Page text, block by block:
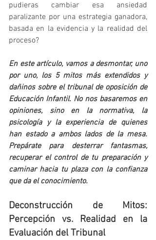
pudieras cambiar esa ansiedad
paralizante por una estrategia ganadora,
basada en la evidencia y la realidad del
proceso?
En este artículo, vamos a desmontar, uno
por uno, los 5 mitos más extendidos y
dañinos sobre el tribunal de oposición de
Educación Infantil. No nos basaremos en
opiniones, sino en la normativa, la
psicología y la experiencia de quienes
han estado a ambos lados de la mesa.
Prepárate para desterrar fantasmas,
recuperar el control de tu preparación y
caminar hacia tu plaza con la confianza
que da el conocimiento.
Deconstrucción de Mitos:
Percepción vs. Realidad en la
Evaluación del Tribunal